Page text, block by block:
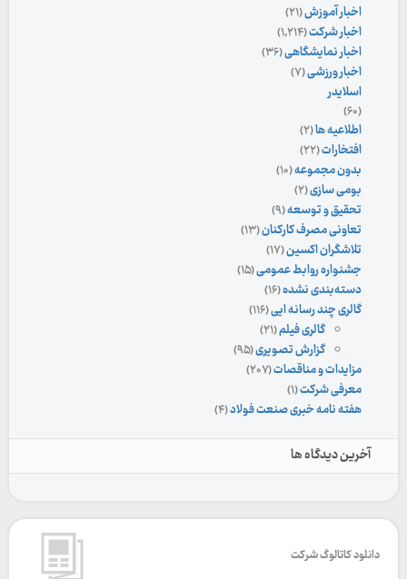
اخبار آموزش(۲۱)
اخبار شرکت(۱,۲۱۴)
اخبار نمایشگاهی(۳۶)
اخبار ورزشی(۷)
اسلایدر
(۶۰)
اطلاعیه ها(۲)
افتخارات(۲۲)
بدون مجموعه(۱۰)
بومی سازی(۲)
تحقیق و توسعه(۹)
تعاونی مصرف کارکنان(۱۳)
تلاشگران اکسین(۱۷)
جشنواره روابط عمومی(۱۵)
دسته‌بندی نشده(۱۶)
گالری چند رسانه ایی(۱۱۶)
گالری فیلم(۲۱)
گزارش تصویری(۹۵)
مزایدات و مناقصات(۲۰۷)
معرفی شرکت(۱)
هفته نامه خبری صنعت فولاد(۴)
آخرین دیدگاه ها
دانلود کاتالوگ شرکت